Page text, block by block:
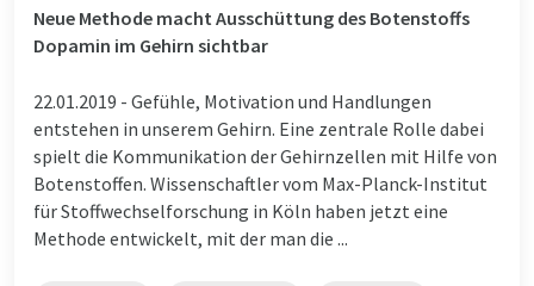
Neue Methode macht Ausschüttung des Botenstoffs
Dopamin im Gehirn sichtbar
22.01.2019 - Gefühle, Motivation und Handlungen
entstehen in unserem Gehirn. Eine zentrale Rolle dabei
spielt die Kommunikation der Gehirnzellen mit Hilfe von
Botenstoffen. Wissenschaftler vom Max-Planck-Institut
für Stoffwechselforschung in Köln haben jetzt eine
Methode entwickelt, mit der man die ...